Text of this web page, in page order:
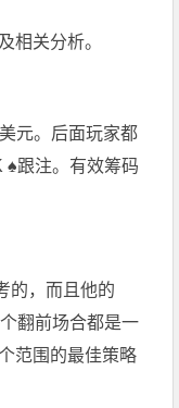
相关分析。
元。后面玩家都
跟注。有效筹码
的，而且他的
翻前场合都是一
范围的最佳策略